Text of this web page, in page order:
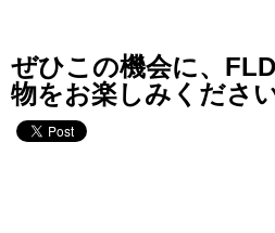
ぜひこの機会に、
物をお楽しみくださ